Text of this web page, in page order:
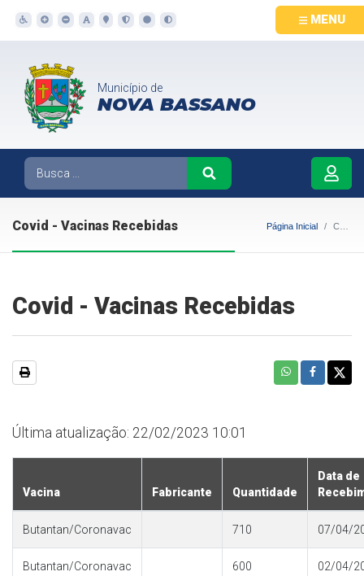
MENU
Município de
NOVA BASSANO
Covid - Vacinas Recebidas Página Inicial Covid - Vacinas Recebidas
Covid - Vacinas Recebidas
Última atualização: 22/02/2023 10:01
Vacina Fabricante Quantidade
Data de
Butantan/Coronavac 710 07/04/
Butantan/Coronavac 600 02/04/